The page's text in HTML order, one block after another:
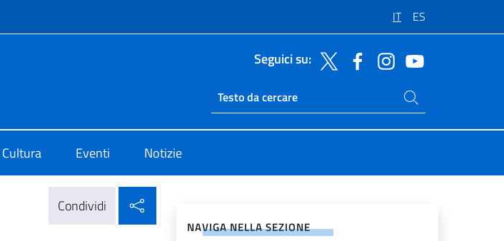
IT ES
Seguici su:
Ricerca sito live
Cerca nel sito
Eventi Notizie
Condividi
NAVIGA NELLA SEZIONE